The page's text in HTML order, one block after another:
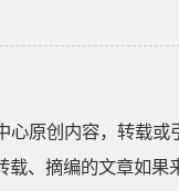
心原创内容，转载
载、摘编的文章如